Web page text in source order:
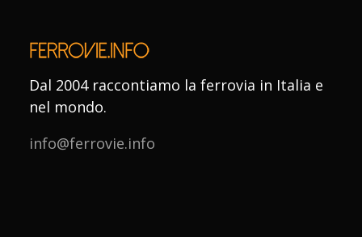
Dal 2004 raccontiamo la ferrovia in Italia e
nel mondo.
info@ferrovie.info